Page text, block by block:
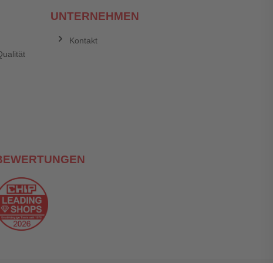
UNTERNEHMEN
Kontakt